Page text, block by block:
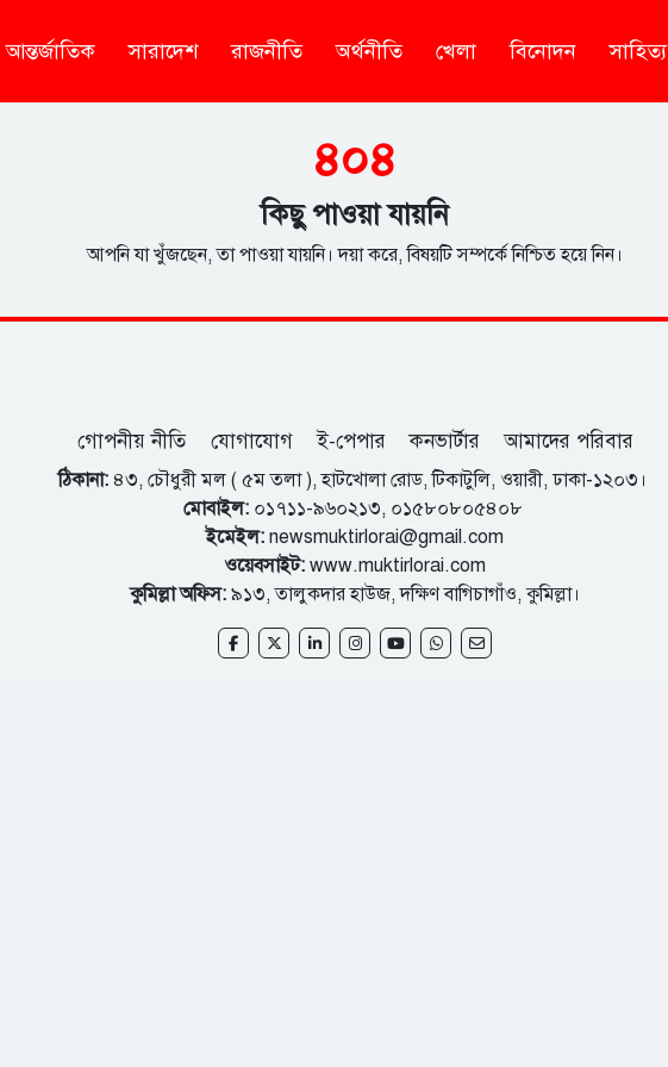
আন্তর্জাতিক সারাদেশ রাজনীতি অর্থনীতি খেলা বিনোদন সাহিত্য
৪০৪
কিছু পাওয়া যায়নি
আপনি যা খুঁজছেন, তা পাওয়া যায়নি। দয়া করে, বিষয়টি সম্পর্কে নিশ্চিত হয়ে নিন।
গোপনীয় নীতি যোগাযোগ ই-পেপার কনভার্টার আমাদের পরিবার
ঠিকানা: ৪৩, চৌধুরী মল ( ৫ম তলা ), হাটখোলা রোড, টিকাটুলি, ওয়ারী, ঢাকা-১২০৩।
মোবাইল:০১৭১১-৯৬০২১৩, ০১৫৮০৮০৫৪০৮
ইমেইল: newsmuktirlorai@gmail.com
ওয়েবসাইট: www.muktirlorai.com
কুমিল্লা অফিস: ৯১৩, তালুকদার হাউজ, দক্ষিণ বাগিচাগাঁও, কুমিল্লা।